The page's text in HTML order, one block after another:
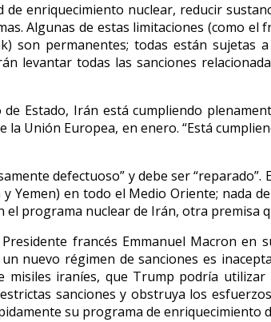
enriquecimiento nuclear, reducir
Algunas de estas limitaciones (como el
son permanentes; todas están
levantar todas las sanciones
Estado, Irán está cumpliendo
Unión Europea, en enero. “Está
defectuoso” y debe ser
Yemen) en todo el Medio Oriente; nada
programa nuclear de Irán, otra
francés Emmanuel Macron en
nuevo régimen de sanciones es
iraníes, que Trump podría
sanciones y obstruya los
su programa de enriquecimiento